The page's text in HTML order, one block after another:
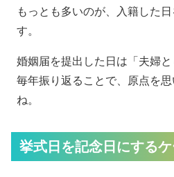
もっとも多いのが、入籍した
す。
婚姻届を提出した日は「夫婦と
毎年振り返ることで、原点を
ね。
挙式日を記念日にするケ